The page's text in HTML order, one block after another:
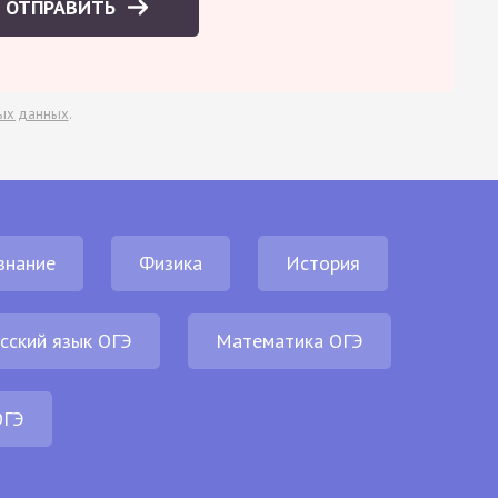
ОТПРАВИТЬ
данных.
Физика История
язык ОГЭ Математика ОГЭ